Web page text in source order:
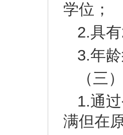
学位；
2.具
3.年
（三
1.通
满但在